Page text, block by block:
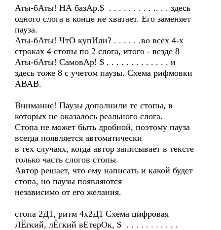
Аты-бАты! НА базАр.$ . . . . . . . . . .. . . здесь
одного слога в конце не хватает. Его заменяет
пауза.
Аты-бАты! ЧтО купИли? . . . . . .во всех 4-х
строках 4 стопы по 2 слога, итого - везде 8
Аты-бАты! СамовАр! $ . . . . . . . . . . . . . и
здесь тоже 8 с учетом паузы. Схема рифмовки
АВАВ.
Внимание! Паузы дополнили те стопы, в
которых не оказалось реального слога.
Стопа не может быть дробной, поэтому пауза
всегда появляется автоматически
в тех случаях, когда автор записывает в тексте
только часть слогов стопы.
Автор решает, что ему написать и какой будет
стопа, но паузы появляются
независимо от его желания.
стопа 2Д1, ритм 4х2Д1 Схема цифровая
ЛЁгкий, лЁгкий вЕтерОк, $ . . . . . . . . . . .